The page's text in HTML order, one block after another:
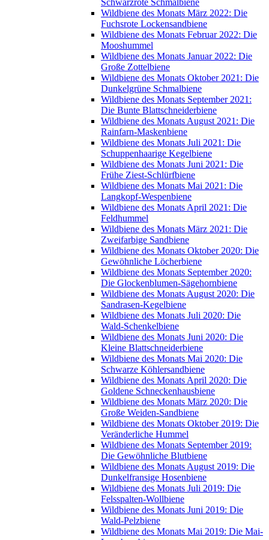
Schwarzrote Schmalbiene
Wildbiene des Monats März 2022: Die
Fuchsrote Lockensandbiene
Wildbiene des Monats Februar 2022: Die
Mooshummel
Wildbiene des Monats Januar 2022: Die
Große Zottelbiene
Wildbiene des Monats Oktober 2021: Die
Dunkelgrüne Schmalbiene
Wildbiene des Monats September 2021:
Die Bunte Blattschneiderbiene
Wildbiene des Monats August 2021: Die
Rainfarn-Maskenbiene
Wildbiene des Monats Juli 2021: Die
Schuppenhaarige Kegelbiene
Wildbiene des Monats Juni 2021: Die
Frühe Ziest-Schlürfbiene
Wildbiene des Monats Mai 2021: Die
Langkopf-Wespenbiene
Wildbiene des Monats April 2021: Die
Feldhummel
Wildbiene des Monats März 2021: Die
Zweifarbige Sandbiene
Wildbiene des Monats Oktober 2020: Die
Gewöhnliche Löcherbiene
Wildbiene des Monats September 2020:
Die Glockenblumen-Sägehornbiene
Wildbiene des Monats August 2020: Die
Sandrasen-Kegelbiene
Wildbiene des Monats Juli 2020: Die
Wald-Schenkelbiene
Wildbiene des Monats Juni 2020: Die
Kleine Blattschneiderbiene
Wildbiene des Monats Mai 2020: Die
Schwarze Köhlersandbiene
Wildbiene des Monats April 2020: Die
Goldene Schneckenhausbiene
Wildbiene des Monats März 2020: Die
Große Weiden-Sandbiene
Wildbiene des Monats Oktober 2019: Die
Veränderliche Hummel
Wildbiene des Monats September 2019:
Die Gewöhnliche Blutbiene
Wildbiene des Monats August 2019: Die
Dunkelfransige Hosenbiene
Wildbiene des Monats Juli 2019: Die
Felsspalten-Wollbiene
Wildbiene des Monats Juni 2019: Die
Wald-Pelzbiene
Wildbiene des Monats Mai 2019: Die Mai-